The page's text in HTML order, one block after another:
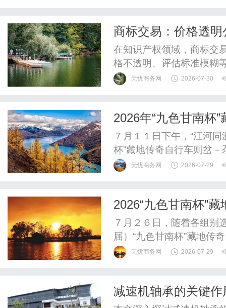
惠，兼顾高专业度与高性
商标交易：价格透明
在知识产权领域，商标交
格不透明、评估标准模糊
价，卖方因定价失当错失
易双方提供可落地的参考
无忧商务网 2026-07-30
2026年“九色甘南杯
介会在兰成功举办
７月１１日下午，“江河
杯”藏地传奇自行车则岔
推介会在兰州隆重举行。
及骑行爱好者陆续签到入
无忧商务网 2026-07-29
2026“九色甘南杯”
７月２６日，随着各组别
届）“九色甘南杯”藏地传
湖畔顺利落幕。本届赛事
曲第十二届“江河同源·锅
无忧商务网 2026-07-29
减速机轴承的关键